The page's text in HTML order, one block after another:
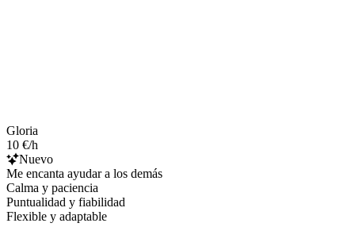
Gloria
10 €/h
Nuevo
Me encanta ayudar a los demás
Calma y paciencia
Puntualidad y fiabilidad
Flexible y adaptable